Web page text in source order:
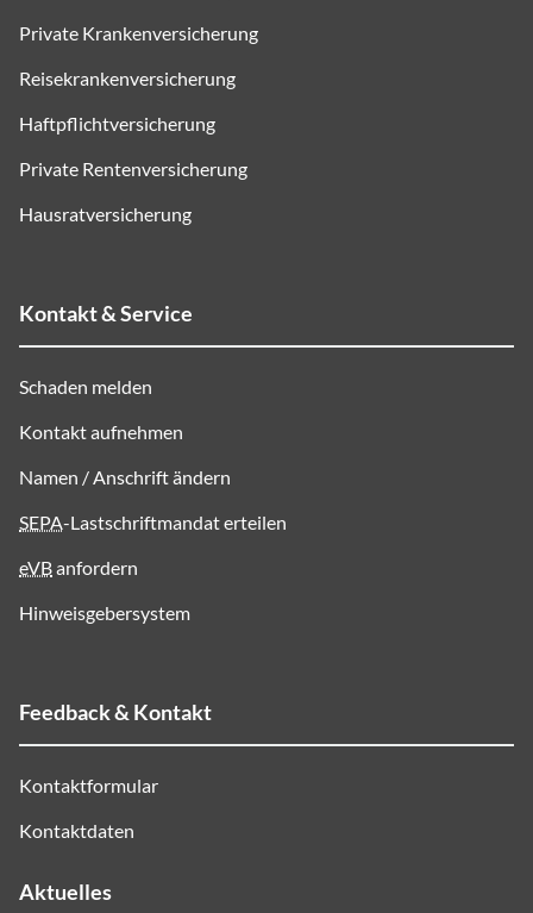
Private Krankenversicherung
Reisekrankenversicherung
Haftpflichtversicherung
Private Rentenversicherung
Hausratversicherung
Kontakt & Service
Schaden melden
Kontakt aufnehmen
Namen / Anschrift ändern
SEPA-Lastschriftmandat erteilen
eVBanfordern
Hinweisgebersystem
Feedback & Kontakt
Kontaktformular
Kontaktdaten
Aktuelles